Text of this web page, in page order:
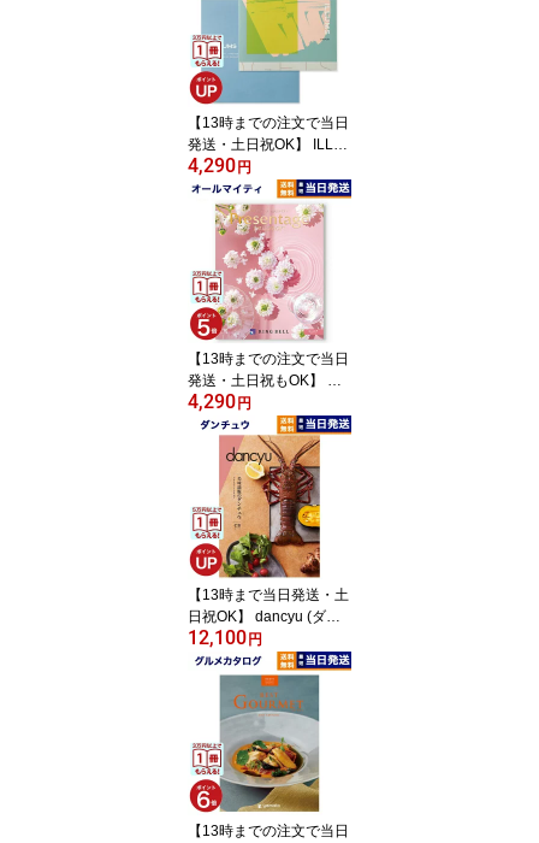
【13時までの注文で当日
発送・土日祝OK】 ILLU
MS (イルムス) ギフトカ
タログ ストロイエ カタ
ログギフト 送料無料 内
祝い お祝い お返し 新築
出産 快気 誕生日プレゼ
ント 誕生日祝い 香典返
し 昇進祝い おしゃれ 雑
貨 4000円コース プレゼ
ント 北欧 新築祝い お中
元 父の日
4,290 円
【13時までの注文で当日
発送・土日祝もOK】 カ
タログギフト 送料無料
リンベル Presentage (プ
レゼンテージ)GALOP
〔ギャロップ〕 内祝い
お祝い 新築 出産 快気祝
い 引き出物 香典返し ギ
フトカタログ おしゃれ 4
000円コース 結婚祝い プ
レゼント カタログ 父の
日 お中元
4,290 円
【13時まで当日発送・土
日祝OK】 dancyu (ダン
チュウ) グルメ カタログ
ギフト CBコース 送料無
料 内祝い お祝い お返し
新築 出産 結婚 祝い返し
誕生日プレゼント 誕生日
祝い ギフトカタログ お
しゃれ 昇進祝い 退職祝
い 10000円 1万円コース
結婚祝い お中元 父の日
12,100 円
【13時までの注文で当日